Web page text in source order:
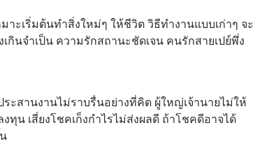
ะเริ่มต้นทำสิ่งใหม่ๆ ให้ชีวิต วิธีทำงานแบบเก่าๆ จะ
กินจำเป็น ความรักสถานะชัดเจน คนรักสายเปย์พึ่ง
สานงานไม่ราบรื่นอย่างที่คิด ผู้ใหญ่เจ้านายไม่ให้
ทุน เสี่ยงโชคเก็งกำไรไม่ส่งผลดี ถ้าโชคดีอาจได้